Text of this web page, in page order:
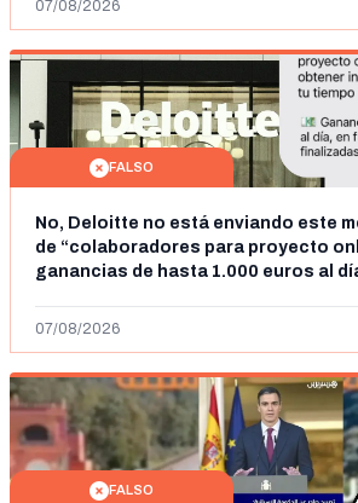
07/08/2026
FALSO
No, Deloitte no está enviando este
de “colaboradores para proyecto
ganancias de hasta 1.000 euros al
07/08/2026
FALSO